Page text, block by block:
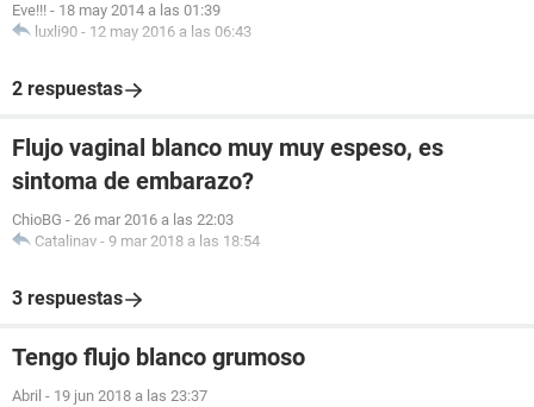
Eve!!! - 18 may 2014 a las 01:39
luxli90 - 12 may 2016 a las 06:43
2 respuestas
Flujo vaginal blanco muy muy espeso, es
sintoma de embarazo?
ChioBG - 26 mar 2016 a las 22:03
Catalinav - 9 mar 2018 a las 18:54
3 respuestas
Tengo flujo blanco grumoso
Abril - 19 jun 2018 a las 23:37